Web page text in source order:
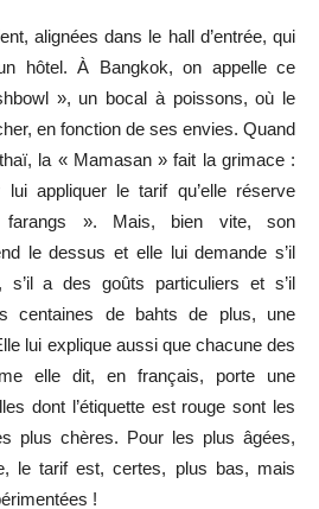
alignées dans le hall d’entrée, qui
hôtel. À Bangkok, on appelle ce
», un bocal à poissons, où le
en fonction de ses envies. Quand
la « Mamasan » fait la grimace :
appliquer le tarif qu’elle réserve
farangs ». Mais, bien vite, son
le dessus et elle lui demande s’il
a des goûts particuliers et s’il
centaines de bahts de plus, une
lui explique aussi que chacune des
elle dit, en français, porte une
dont l’étiquette est rouge sont les
plus chères. Pour les plus âgées,
le tarif est, certes, plus bas, mais
!